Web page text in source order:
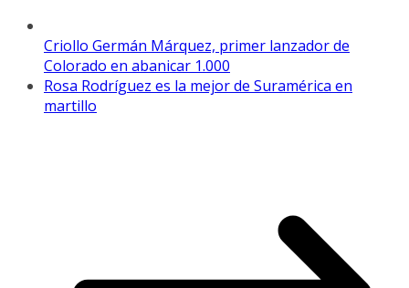
Criollo Germán Márquez, primer lanzador de
Colorado en abanicar 1.000
Rosa Rodríguez es la mejor de Suramérica en
martillo